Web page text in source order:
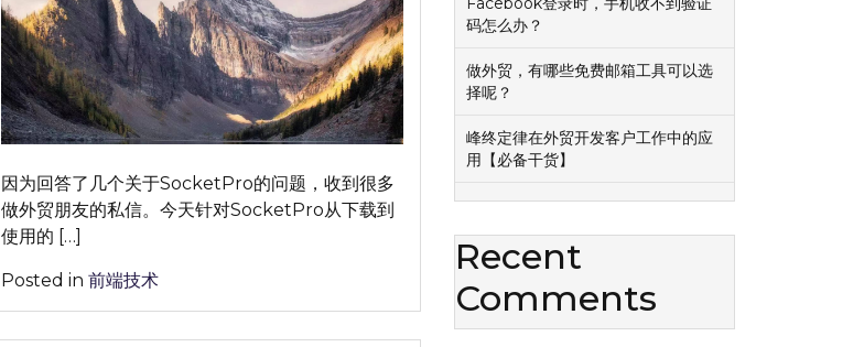
用
完
整
教
程
分
享
【极
年
因为回答了几个关于SocketPro的问题，收到很多
做外贸朋友的私信。今天针对SocketPro从下载到
使用的 […]
Posted in 前端技术
码怎么办？
做外贸，有哪些免费邮箱工具可以选
择呢？
峰终定律在外贸开发客户工作中的应
用【必备干货】
Recent
Comments